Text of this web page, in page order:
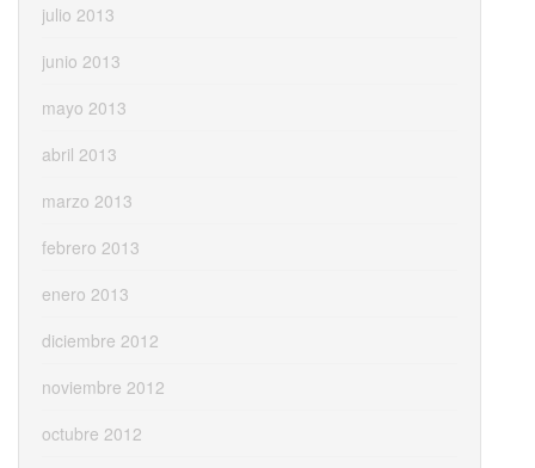
julio 2013
junio 2013
mayo 2013
abril 2013
marzo 2013
febrero 2013
enero 2013
diciembre 2012
noviembre 2012
octubre 2012